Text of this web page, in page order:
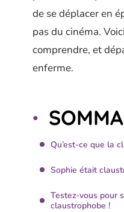
de se déplacer en
pas du cinéma.
comprendre, et
enferme.
Qu’est-ce que la
Sophie était
Testez-vous pour
claustrophobe !